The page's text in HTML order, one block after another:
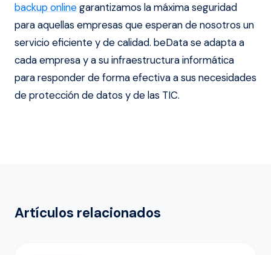
backup onlinegarantizamos la máxima seguridad
para aquellas empresas que esperan de nosotros un
servicio eficiente y de calidad. beData se adapta a
cada empresa y a su infraestructura informática
para responder de forma efectiva a sus necesidades
de protección de datos y de las TIC.
Artículos relacionados